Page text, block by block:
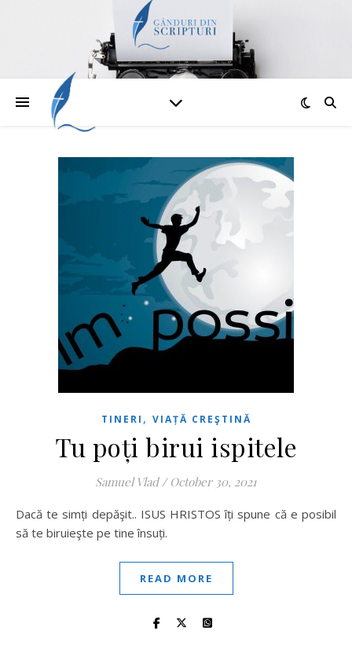
TINERI , VIAȚĂ CREŞTINĂ
Tu poți birui ispitele
Samuel Vlad / October 30, 2021
Dacă te simți depăşit.. ISUS HRISTOS îți spune că e posibil
să te biruieşte pe tine însuți.
READ MORE